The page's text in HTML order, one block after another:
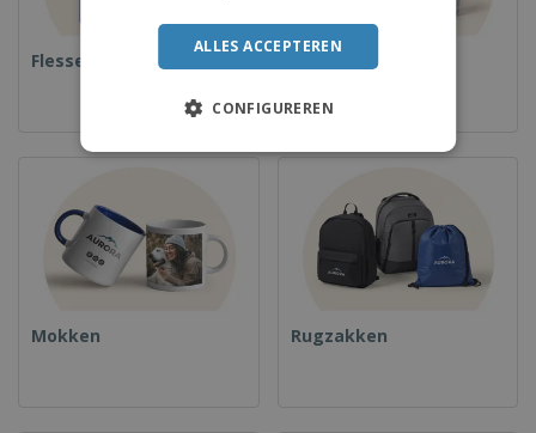
Flessen
Mokken Rugzakken
ITALIAN
ALLES ACCEPTEREN
CONFIGUREREN